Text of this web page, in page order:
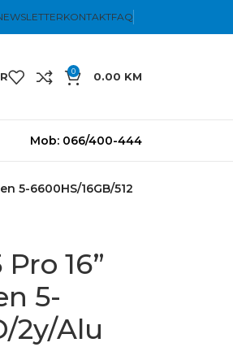
KONTAKTFAQ
0 0.00 KM
Mob: 066/400-444
5-6600HS/16GB/512
16”
5-
2y/Alu